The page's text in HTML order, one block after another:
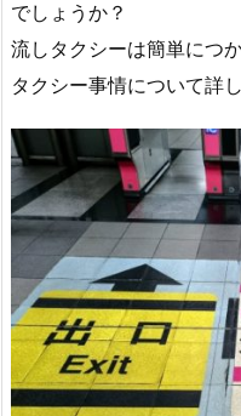
でしょうか？
流しタクシーは簡単につ
タクシー事情について詳